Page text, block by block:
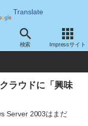
Translate
検索 Impressサイト
ラウドに「興味
Server 2003はまだ